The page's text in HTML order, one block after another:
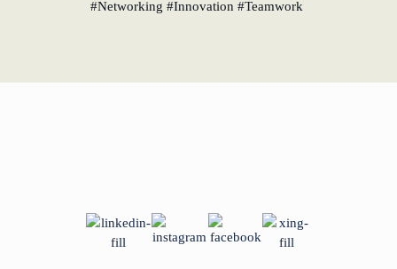
#Networking #Innovation #Teamwork